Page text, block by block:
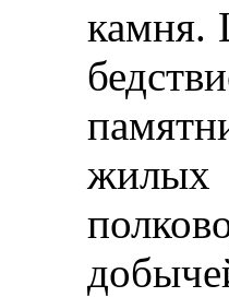
камня.